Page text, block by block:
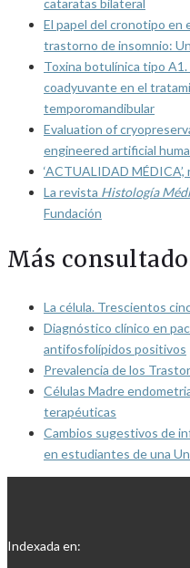
cataratas bilateral
El papel del cronotipo en
trastorno de insomnio:
Toxina botulínica tipo
coadyuvante en el
temporomandibular
Evaluation of
engineered artificial
‘ACTUALIDAD
La revista Histología
Fundación
Más
La célula. Trescientos
Diagnóstico clínico en
antifosfolípidos positivos
Prevalencia de los
Células Madre
terapéuticas
Cambios sugestivos de
en estudiantes de una
Indexada en: